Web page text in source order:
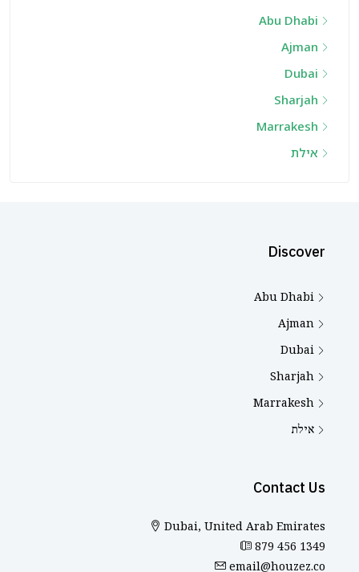
Abu Dhabi
Ajman
Dubai
Sharjah
Marrakesh
אילת
Discover
Abu Dhabi
Ajman
Dubai
Sharjah
Marrakesh
אילת
Contact Us
Dubai, United Arab Emirates
879 456 1349
email@houzez.co